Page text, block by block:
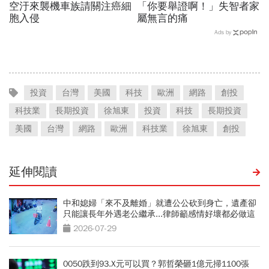
空汙來襲機車族請關注癌細
胞入侵
「你要舉證啊！」失智者家
屬無言的痛
Ads by
投資 台灣 美國 科技 歐洲 網路
創投
科技業
長期投資 徐旭東 投資 科技
長期投資
美國
台灣 網路 歐洲 科技業 徐旭東 創投
延伸閱讀
中和媳婦「來不及離婚」就遭公公砍到身亡，遺產卻
只能讓長年外遇老公繼承...律師籲感情好壞都必做這
事 2026-07-29
0050跌到93.X元可以買？郭哲榮砸1億元掃1100張